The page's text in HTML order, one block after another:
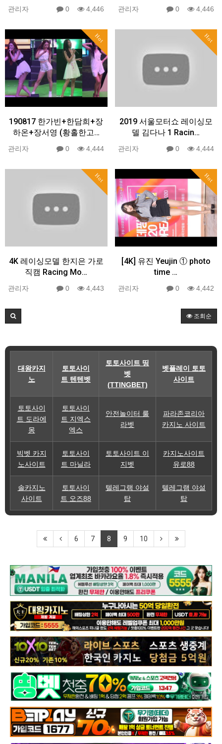
관리자 0 4,446 관리자 0 4,446
Hot
190817 한가빈+한담희+장
하온+장서영 (황홀한고…
관리자 0 4,444
Hot
2019 서울모터쇼 레이싱모
델 김다나 1 Racin…
관리자 0 4,444
Hot
4K 레이싱모델 한지은 가로
직캠 Racing Mo…
관리자 0 4,443
Hot
[4K] 유진 Yeujin ① photo
time …
관리자 0 4,442
조회순
대왕카지
노
토토사이
트 텐텐벳
토토사이트 띵
벳
(TTINGBET)
벳플레이 토토
사이트
토토사이
트 도라에
몽
토토사이
트 지엑스
엑스
안전놀이터 룰
라벳
파라존코리아
카지노 사이트
빅벳 카지
노사이트
토토사이
트 마닐라
토토사이트 이
지벳
카지노사이트
유로88
솔카지노
사이트
토토사이
트 오즈88
텔레그램 야설
탑
텔레그램 야설
탑
6 7 8 9 10